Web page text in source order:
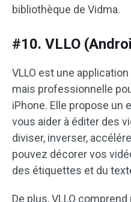
bibliothèque de Vidma.
#10. VLLO
VLLO est une
mais professionnelle
iPhone. Elle propose un
vous aider à éditer des
diviser, inverser,
pouvez décorer vos
des étiquettes et du
De plus, VLLO